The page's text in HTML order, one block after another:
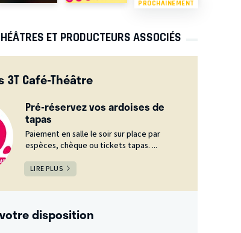
PROCHAINEMENT
ET PRODUCTEURS ASSOCIÉS
3T Café-Théâtre
Pré-réservez vos ardoises de
tapas
Paiement en salle le soir sur place par
espèces, chèque ou tickets tapas. ...
LIRE PLUS
disposition